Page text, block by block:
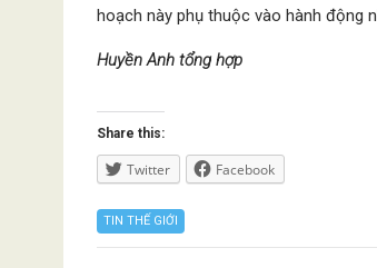
hoạch này phụ thuộc vào hành động
Huyền Anh tổng hợp
Share this:
Twitter Facebook
TIN THẾ GIỚI